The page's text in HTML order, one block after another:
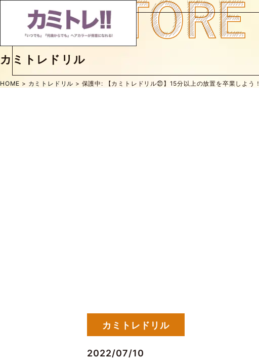
カミトレドリル
HOME > カミトレドリル > 保護中: 【カミトレドリル㉑】15分以上の放置を卒業しよう！
カミトレドリル
2022/07/10